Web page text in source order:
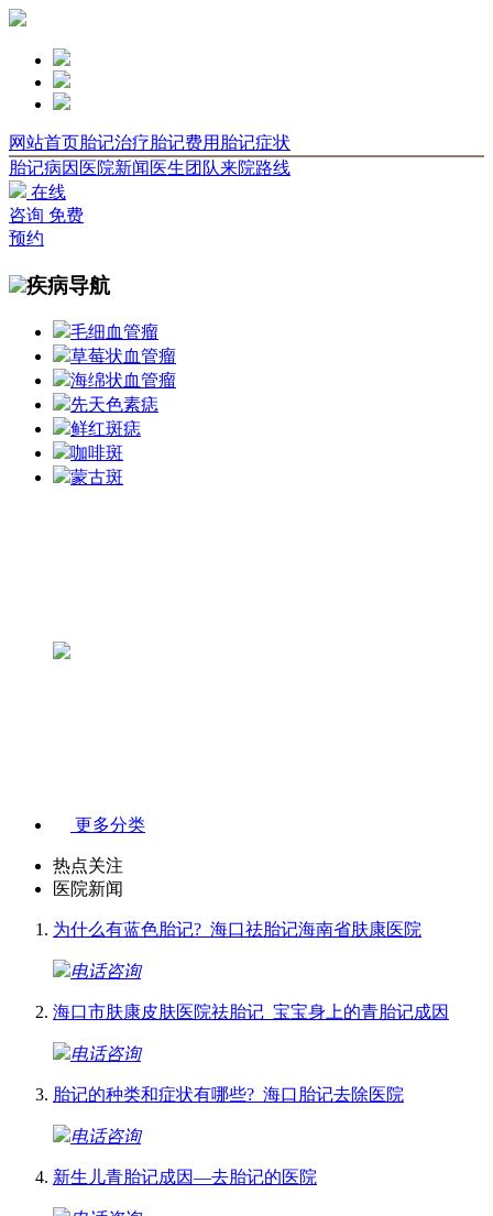
网站首页胎记治疗胎记费用 胎记症状
胎记病因 医院新闻 医生团队来院路线
在线
咨询 免费
预约
疾病导航
毛细血管瘤
草莓状血管瘤
海绵状血管瘤
先天色素痣
鲜红斑痣
咖啡斑
蒙古斑
更多分类
热点关注
医院新闻
为什么有蓝色胎记?_海口祛胎记海南省肤康医院
电话咨询
海口市肤康皮肤医院祛胎记_宝宝身上的青胎记成因
电话咨询
胎记的种类和症状有哪些?_海口胎记去除医院
电话咨询
新生儿青胎记成因—去胎记的医院